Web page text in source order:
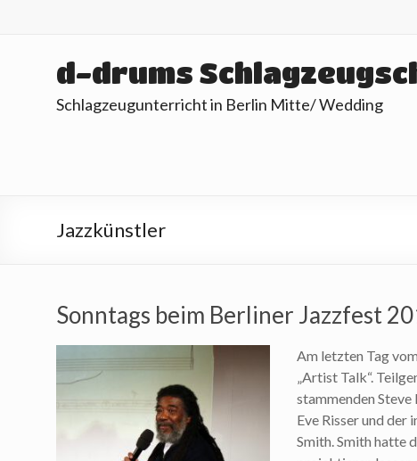
d-drums
Schlagzeugunterricht in Berlin Mitte/ Wedding
Jazzkünstler
Sonntags beim Berliner Jazzfest
Am letzten Tag
„Artist Talk“.
stammenden Steve
Eve Risser und
Smith. Smith hatte